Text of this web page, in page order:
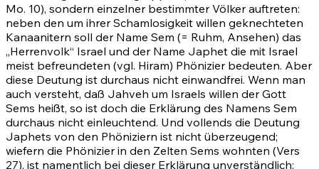
Mo. 10), sondern einzelner bestimmter Völker auftreten:
neben den um ihrer Schamlosigkeit willen geknechteten
Kanaanitern soll der Name Sem (= Ruhm, Ansehen) das
„Herrenvolk“ Israel und der Name Japhet die mit Israel
meist befreundeten (vgl. Hiram) Phönizier bedeuten. Aber
diese Deutung ist durchaus nicht einwandfrei. Wenn man
auch versteht, daß Jahveh um Israels willen der Gott
Sems heißt, so ist doch die Erklärung des Namens Sem
durchaus nicht einleuchtend. Und vollends die Deutung
Japhets von den Phöniziern ist nicht überzeugend;
wiefern die Phönizier in den Zelten Sems wohnten (Vers
27), ist namentlich bei dieser Erklärung unverständlich;